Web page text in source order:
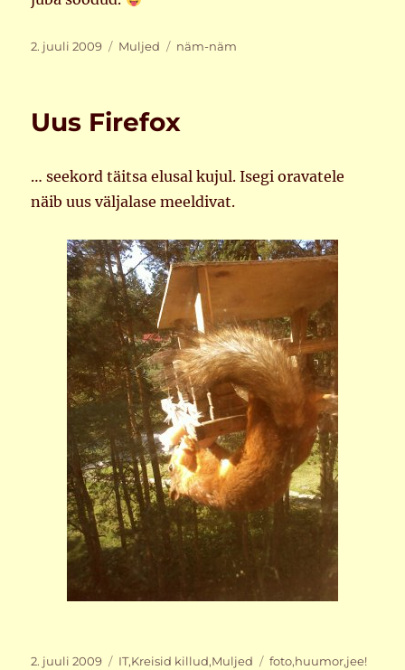
Postitatud
2. juuli 2009 Rubriigid
Muljed Sildid
näm-näm
Uus Firefox
… seekord täitsa elusal kujul. Isegi oravatele
näib uus väljalase meeldivat.
Postitatud
2. juuli 2009 Rubriigid
IT,Kreisid killud,Muljed Sildid
foto,huumor,jee!